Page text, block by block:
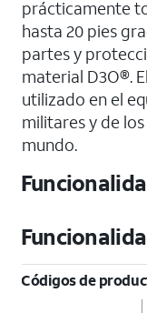
prácticamente
hasta 20 pies
partes y
material D3O®.
utilizado en el
militares y de
mundo.
Códigos de